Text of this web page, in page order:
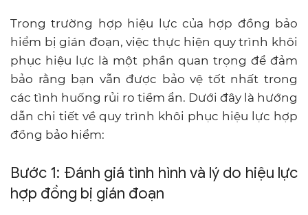
Trong trường hợp hiệu lực của hợp đồng bảo
hiểm bị gián đoạn, việc thực hiện quy trình khôi
phục hiệu lực là một phần quan trọng để đảm
bảo rằng bạn vẫn được bảo vệ tốt nhất trong
các tình huống rủi ro tiềm ẩn. Dưới đây là hướng
dẫn chi tiết về quy trình khôi phục hiệu lực hợp
đồng bảo hiểm:
Bước 1: Đánh giá tình hình và lý do hiệu lực
hợp đồng bị gián đoạn